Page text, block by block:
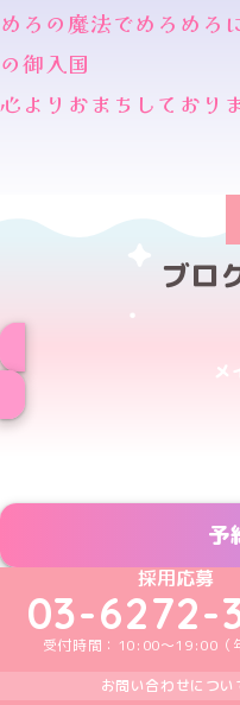
めろの魔法でめろめろ
の御入国
心よりおまちしており
ブロ
メ
予
めいどり
め
採用応募
03-6272-
受付時間：10:00～19:00（
お問い合わせについ